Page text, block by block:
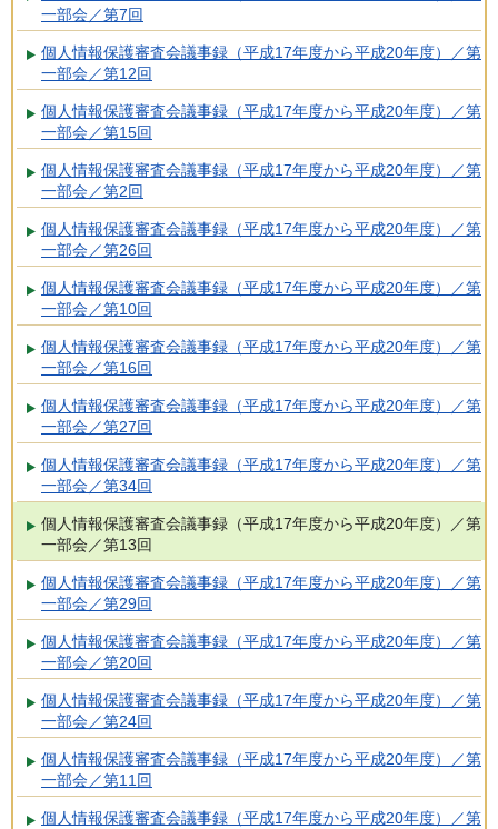
一部会／第7回
個人情報保護審査会議事録（平成17年度から平成20年度）／第
一部会／第12回
個人情報保護審査会議事録（平成17年度から平成20年度）／第
一部会／第15回
個人情報保護審査会議事録（平成17年度から平成20年度）／第
一部会／第2回
個人情報保護審査会議事録（平成17年度から平成20年度）／第
一部会／第26回
個人情報保護審査会議事録（平成17年度から平成20年度）／第
一部会／第10回
個人情報保護審査会議事録（平成17年度から平成20年度）／第
一部会／第16回
個人情報保護審査会議事録（平成17年度から平成20年度）／第
一部会／第27回
個人情報保護審査会議事録（平成17年度から平成20年度）／第
一部会／第34回
個人情報保護審査会議事録（平成17年度から平成20年度）／第
一部会／第13回
個人情報保護審査会議事録（平成17年度から平成20年度）／第
一部会／第29回
個人情報保護審査会議事録（平成17年度から平成20年度）／第
一部会／第20回
個人情報保護審査会議事録（平成17年度から平成20年度）／第
一部会／第24回
個人情報保護審査会議事録（平成17年度から平成20年度）／第
一部会／第11回
個人情報保護審査会議事録（平成17年度から平成20年度）／第